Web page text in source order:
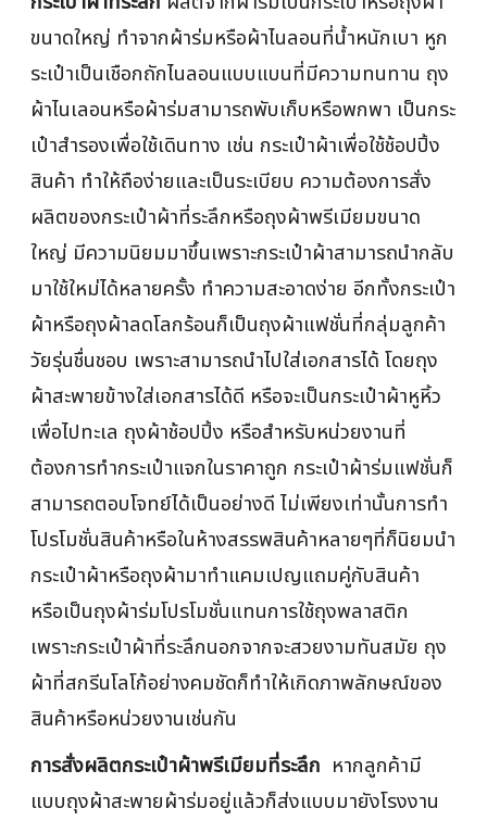
ขนาดใหญ่ ทำจากผ้าร่มหรือผ้าไนลอนที่น้ำหนักเบา หูก
ระเป๋าเป็นเชือกถักไนลอนแบบแบนที่มีความทนทาน ถุง
ผ้าไนเลอนหรือผ้าร่มสามารถพับเก็บหรือพกพา เป็นกระ
เป๋าสำรองเพื่อใช้เดินทาง เช่น กระเป๋าผ้าเพื่อใช้ช้อปปิ้ง
สินค้า ทำให้ถือง่ายและเป็นระเบียบ ความต้องการสั่ง
ผลิตของกระเป๋าผ้าที่ระลึกหรือถุงผ้าพรีเมียมขนาด
ใหญ่ มีความนิยมมาขึ้นเพราะกระเป๋าผ้าสามารถนำกลับ
มาใช้ใหม่ได้หลายครั้ง ทำความสะอาดง่าย อีกทั้งกระเป๋า
ผ้าหรือถุงผ้าลดโลกร้อนก็เป็นถุงผ้าแฟชั่นที่กลุ่มลูกค้า
วัยรุ่นชื่นชอบ เพราะสามารถนำไปใส่เอกสารได้ โดยถุง
ผ้าสะพายข้างใส่เอกสารได้ดี หรือจะเป็นกระเป๋าผ้าหูหิ้ว
เพื่อไปทะเล ถุงผ้าช้อปปิ้ง หรือสำหรับหน่วยงานที่
ต้องการทำกระเป๋าแจกในราคาถูก กระเป๋าผ้าร่มแฟชั่นก็
สามารถตอบโจทย์ได้เป็นอย่างดี ไม่เพียงเท่านั้นการทำ
โปรโมชั่นสินค้าหรือในห้างสรรพสินค้าหลายๆที่ก็นิยมนำ
กระเป๋าผ้าหรือถุงผ้ามาทำแคมเปญแถมคู่กับสินค้า
หรือเป็นถุงผ้าร่มโปรโมชั่นแทนการใช้ถุงพลาสติก
เพราะกระเป๋าผ้าที่ระลึกนอกจากจะสวยงามทันสมัย ถุง
ผ้าที่สกรีนโลโก้อย่างคมชัดก็ทำให้เกิดภาพลักษณ์ของ
สินค้าหรือหน่วยงานเช่นกัน
การสั่งผลิตกระเป๋าผ้าพรีเมียมที่ระลึก หากลูกค้ามี
แบบถุงผ้าสะพายผ้าร่มอยู่แล้วก็ส่งแบบมายังโรงงาน